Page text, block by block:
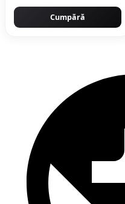
Cumpără